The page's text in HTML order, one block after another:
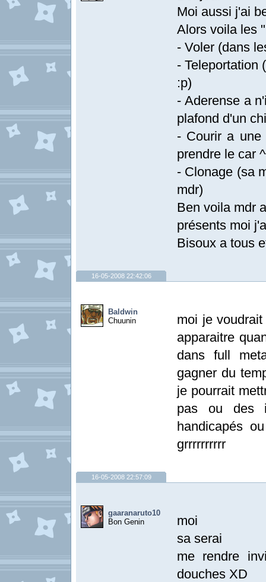
Moi aussi j'ai
Alors voila les
- Voler (dans
- Teleportation
:p)
- Aderense a
plafond d'un
- Courir a une
prendre le car
- Clonage (sa
mdr)
Ben voila mdr
présents moi
Bisoux a tous
16-05-2008 22:42:06
Baldwin
Chuunin
moi je
apparaitre
dans full
gagner du
je pourrait
pas ou des
handicapés
grrrrrrrrrr
16-05-2008 22:57:09
gaaranaruto10
Bon Genin
moi
sa serai
me rendre
douches XD